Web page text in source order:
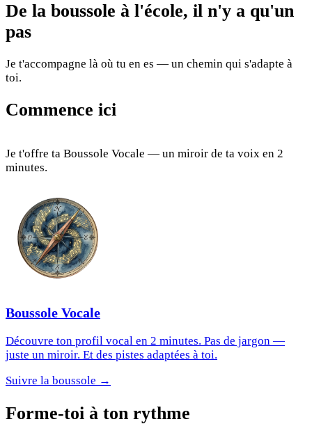
De la boussole à l'école, il n'y a qu'un
pas
Je t'accompagne là où tu en es — un chemin qui s'adapte à
toi.
Commence ici
Je t'offre ta Boussole Vocale — un miroir de ta voix en 2
minutes.
Boussole Vocale
Découvre ton profil vocal en 2 minutes. Pas de jargon —
juste un miroir. Et des pistes adaptées à toi.
Suivre la boussole →
Forme-toi à ton rythme